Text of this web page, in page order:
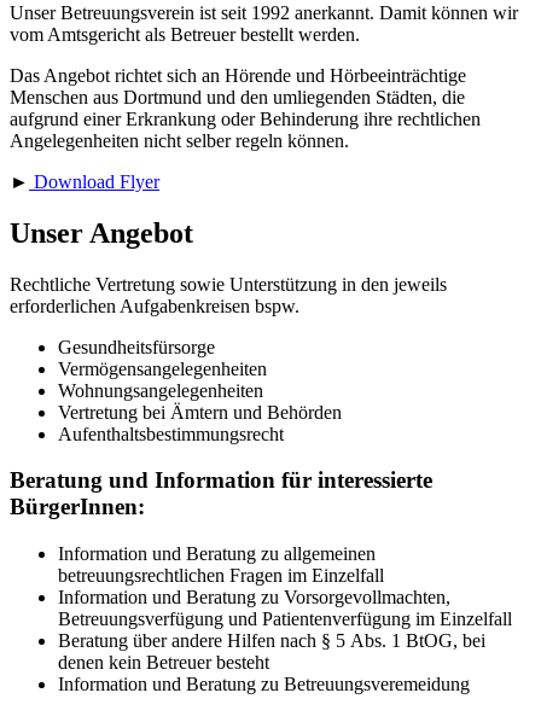
Unser Betreuungsverein ist seit 1992 anerkannt. Damit können wir
vom Amtsgericht als Betreuer bestellt werden.
Das Angebot richtet sich an Hörende und Hörbeeinträchtige
Menschen aus Dortmund und den umliegenden Städten, die
aufgrund einer Erkrankung oder Behinderung ihre rechtlichen
Angelegenheiten nicht selber regeln können.
► Download Flyer
Unser Angebot
Rechtliche Vertretung sowie Unterstützung in den jeweils
erforderlichen Aufgabenkreisen bspw.
Gesundheitsfürsorge
Vermögensangelegenheiten
Wohnungsangelegenheiten
Vertretung bei Ämtern und Behörden
Aufenthaltsbestimmungsrecht
Beratung und Information für interessierte
BürgerInnen:
Information und Beratung zu allgemeinen
betreuungsrechtlichen Fragen im Einzelfall
Information und Beratung zu Vorsorgevollmachten,
Betreuungsverfügung und Patientenverfügung im Einzelfall
Beratung über andere Hilfen nach § 5 Abs. 1 BtOG, bei
denen kein Betreuer besteht
Information und Beratung zu Betreuungsveremeidung